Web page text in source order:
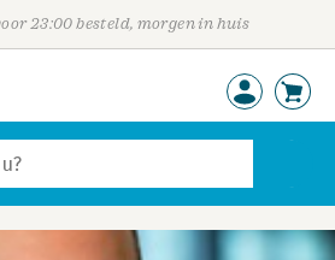
23:00 besteld, morgen in huis